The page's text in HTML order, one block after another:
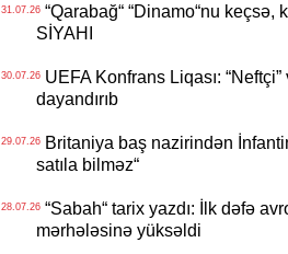
31.07.26“Qarabağ“ “Dinamo“nu keçsə,
SİYAHI
30.07.26UEFA Konfrans Liqası: “Neftçi”
dayandırıb
29.07.26Britaniya baş nazirindən
satıla bilməz“
28.07.26“Sabah“ tarix yazdı: İlk dəfə
mərhələsinə yüksəldi